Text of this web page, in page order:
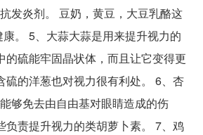
发炎剂。 豆奶，黄豆，大豆乳酪这
。 5、大蒜大蒜是用来提升视力的
的硫能牢固晶状体，而且让它变得更
硫的洋葱也对视力很有利处。 6、杏
够免去由自由基对眼睛造成的伤
负责提升视力的类胡萝卜素。 7、鸡